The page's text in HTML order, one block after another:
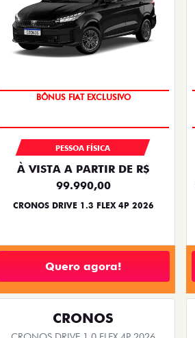
SUPER DESCONTO
PESSOA FÍSICA
À VISTA A PARTIR DE R$
99.990,00
CRONOS DRIVE 1.3 FLEX 4P 2026
Quero agora!
CRONOS